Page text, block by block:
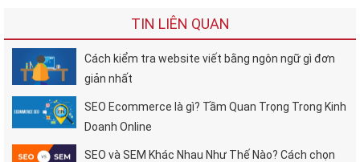
TIN LIÊN QUAN
Cách kiểm tra website viết bằng ngôn ngữ gì đơn
giản nhất
SEO Ecommerce là gì? Tầm Quan Trọng Trong Kinh
Doanh Online
SEO và SEM Khác Nhau Như Thế Nào? Cách chọn